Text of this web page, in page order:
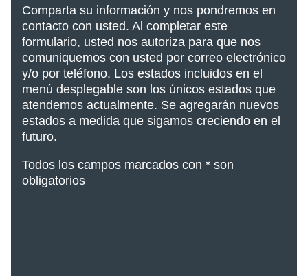
Comparta su información y nos pondremos en
contacto con usted. Al completar este
formulario, usted nos autoriza para que nos
comuniquemos con usted por correo electrónico
y/o por teléfono. Los estados incluidos en el
menú desplegable son los únicos estados que
atendemos actualmente. Se agregarán nuevos
estados a medida que sigamos creciendo en el
futuro.
Todos los campos marcados con * son
obligatorios